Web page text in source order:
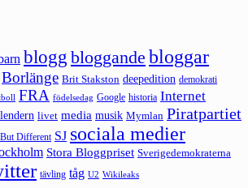
blogg bloggande bloggar
Borlänge Brit Stakston deepedition demokrati
FRA födelsedag Google historia Internet
livet media musik Mymlan Piratpartiet
But Different SJ sociala medier
Stora Bloggpriset Sverigedemokraterna
tävling tåg U2 Wikileaks